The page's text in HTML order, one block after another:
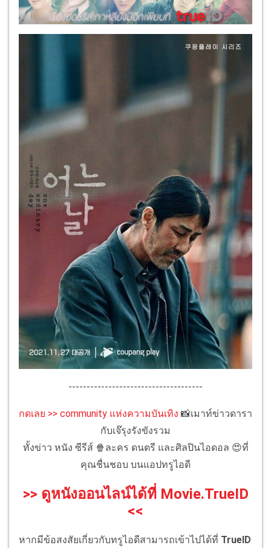
-------------------------------------
กดเลย >> community แห่งความบันเทิง 📸เมาท์ข่าวดารา
กับเจ๊รุงรังขังรวม
ทั้งข่าว หนัง ซีรีส์ 🍿ละคร ดนตรี และศิลปินไอดอล 😍ที่
คุณชื่นชอบ บนแอปทรูไอดี
>> ดูหนังออนไลน์ได้ที่ Movie.TrueID
<<
หากมีข้อสงสัยเกี่ยวกับทรูไอดีสามารถเข้าไปได้ที่ TrueID